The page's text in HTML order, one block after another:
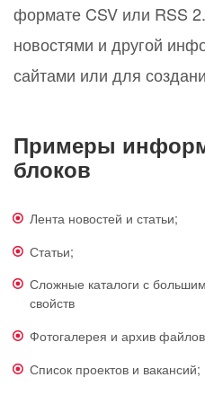
формате CSV или RSS
новостями и другой
сайтами или для
Примеры
блоков
Лента новостей и статьи;
Статьи;
Сложные каталоги с
свойств
Фотогалерея и архив
Список проектов и вакансий;